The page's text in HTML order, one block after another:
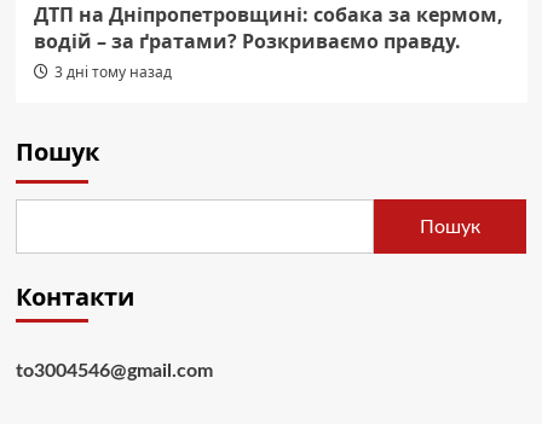
ДТП на Дніпропетровщині: собака за кермом,
водій – за ґратами? Розкриваємо правду.
3 дні тому назад
Пошук
Пошук
Контакти
to3004546@gmail.com